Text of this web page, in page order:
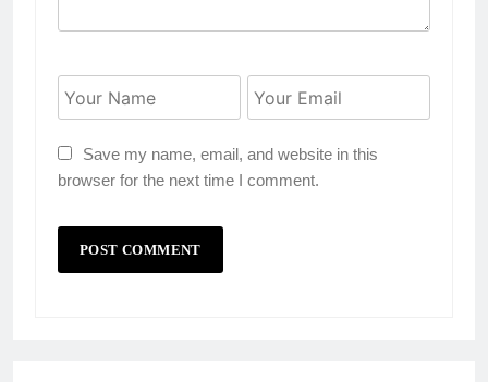
Save my name, email, and website in this
browser for the next time I comment.